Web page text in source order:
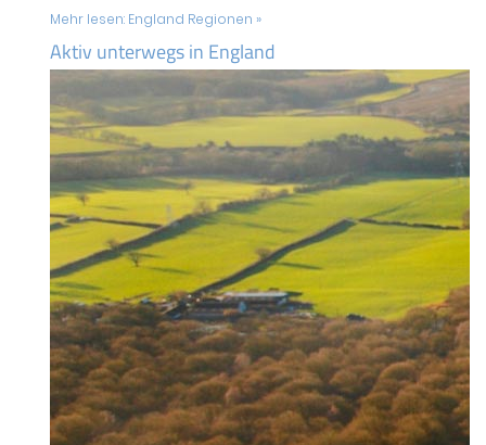
Mehr lesen: England Regionen »
Aktiv unterwegs in England